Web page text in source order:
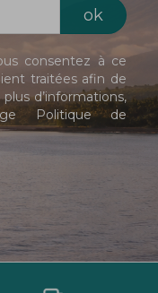
consentez à ce
traitées afin de
d’informations,
Politique de